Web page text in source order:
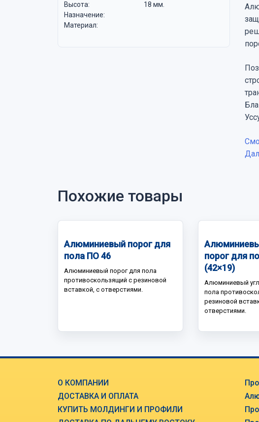
Высота:
18 мм.
Назначение:
Материал:
Похожие товары
Алюминиевый порог для
пола ПО 46
Алюминиевый порог для пола
противоскользящий с резиновой
вставкой, с отверстиями.
порог для
(42×19)
Алюминиевый
пола
резиновой
отверстиями.
О КОМПАНИИ
ДОСТАВКА И ОПЛАТА
КУПИТЬ МОЛДИНГИ И ПРОФИЛИ